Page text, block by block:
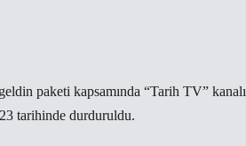
paketi kapsamında “Tarih TV” kanalı
tarihinde durduruldu.